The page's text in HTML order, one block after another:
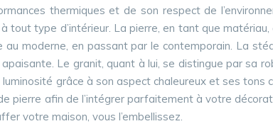
thermiques et de son respect de
à tout type d’intérieur. La pierre, en tant que
au moderne, en passant par le contemporain. La
Le granit, quant à lui, se distingue par sa
grâce à son aspect chaleureux et ses
pierre afin de l’intégrer parfaitement à votre
votre maison, vous l’embellissez.